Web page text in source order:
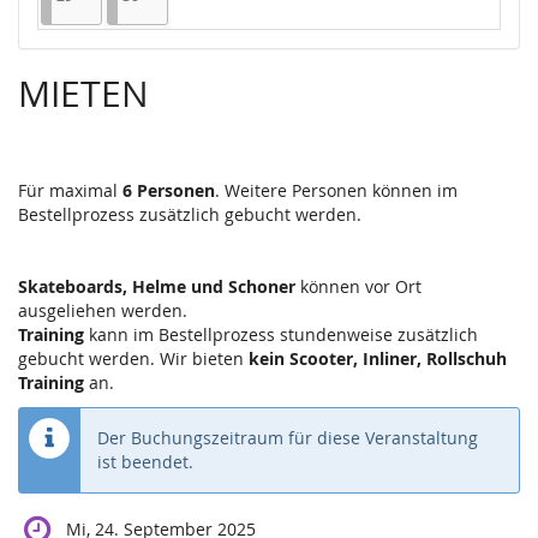
MIETEN
Für maximal 6 Personen. Weitere Personen können im
Bestellprozess zusätzlich gebucht werden.
Skateboards, Helme und Schoner können vor Ort
ausgeliehen werden.
Training kann im Bestellprozess stundenweise zusätzlich
gebucht werden. Wir bieten kein Scooter, Inliner, Rollschuh
Training an.
Der Buchungszeitraum für diese Veranstaltung
ist beendet.
Mi, 24. September 2025